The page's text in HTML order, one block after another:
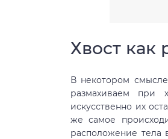
Хвост как
В некотором
размахиваем при
искусственно их
же самое
расположение тела